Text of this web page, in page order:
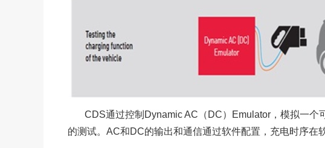
CDS通过控制Dynamic AC（DC）Emulator，模拟一
的测试。AC和DC的输出和通信通过软件配置，充电时序在